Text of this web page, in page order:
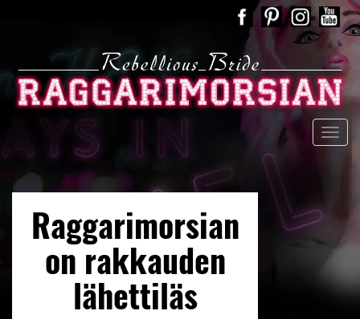
Raggarimorsian
on rakkauden
lähettiläs